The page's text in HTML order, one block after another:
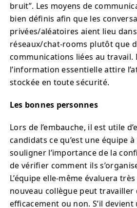
bruit”. Les moyens de
bien définis afin que les
privées/aléatoires aient lieu
réseaux/chat-rooms plutôt que
communications liées au travail.
l’information essentielle attire
stockée en toute sécurité.
Les bonnes personnes
Lors de l’embauche, il est utile
candidats ce qu’est une équipe
souligner l’importance de la
de vérifier comment ils
L’équipe elle-même évaluera
nouveau collègue peut travailler
efficacement ou non. S’il